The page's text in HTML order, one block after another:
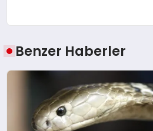
Benzer Haberler